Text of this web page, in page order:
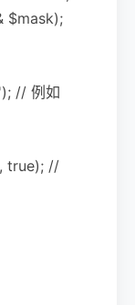
$mask);
// 例如
true); //